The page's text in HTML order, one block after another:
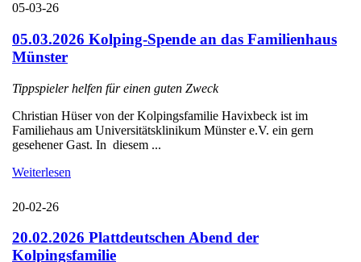
05-03-26
05.03.2026 Kolping-Spende an das Familienhaus
Münster
Tippspieler helfen für einen guten Zweck
Christian Hüser von der Kolpingsfamilie Havixbeck ist im
Familiehaus am Universitätsklinikum Münster e.V. ein gern
gesehener Gast. In diesem ...
Weiterlesen
20-02-26
20.02.2026 Plattdeutschen Abend der
Kolpingsfamilie